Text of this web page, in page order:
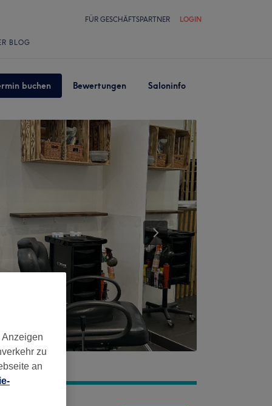
FÜR GESCHÄFTSPARTNER LOGIN
BLOG
buchen Bewertungen Saloninfo
zu
an